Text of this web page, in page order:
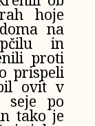
hoje
na
in
proti
prispeli
ovit v
seje po
tako je